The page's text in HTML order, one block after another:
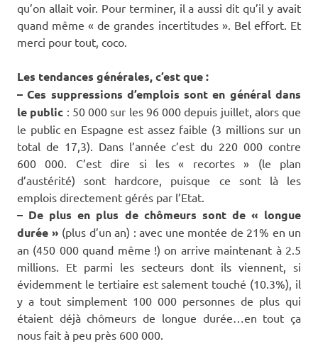
qu’on allait voir. Pour terminer, il a aussi dit qu’il y avait
quand même « de grandes incertitudes ». Bel effort. Et
merci pour tout, coco.
Les tendances générales, c’est que :
– Ces suppressions d’emplois sont en général dans
le public : 50 000 sur les 96 000 depuis juillet, alors que
le public en Espagne est assez faible (3 millions sur un
total de 17,3). Dans l’année c’est du 220 000 contre
600 000. C’est dire si les « recortes » (le plan
d’austérité) sont hardcore, puisque ce sont là les
emplois directement gérés par l’Etat.
– De plus en plus de chômeurs sont de « longue
durée » (plus d’un an) : avec une montée de 21% en un
an (450 000 quand même !) on arrive maintenant à 2.5
millions. Et parmi les secteurs dont ils viennent, si
évidemment le tertiaire est salement touché (10.3%), il
y a tout simplement 100 000 personnes de plus qui
étaient déjà chômeurs de longue durée…en tout ça
nous fait à peu près 600 000.